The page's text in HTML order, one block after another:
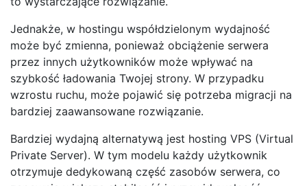
Jednakże, w hostingu współdzielonym wydajność
może być zmienna, ponieważ obciążenie serwera
przez innych użytkowników może wpływać na
szybkość ładowania Twojej strony. W przypadku
wzrostu ruchu, może pojawić się potrzeba migracji na
bardziej zaawansowane rozwiązanie.
Bardziej wydajną alternatywą jest hosting VPS (Virtual
Private Server). W tym modelu każdy użytkownik
otrzymuje dedykowaną część zasobów serwera, co